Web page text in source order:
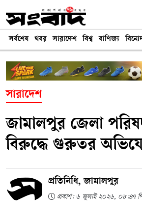
সর্বশেষ খবর সারাদেশ বিশ্ব বাণিজ্য
সারাদেশ
জামালপুর জেলা
বিরুদ্ধে গুরুতর
প্রতিনিধি, জামালপুর
প্রকাশ: ৬ জুলাই ২০২৬, ০৮:৪৭